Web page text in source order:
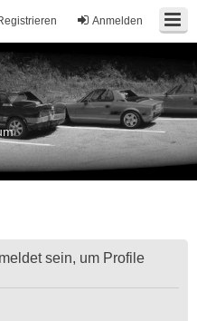
Anmelden
sein, um Profile